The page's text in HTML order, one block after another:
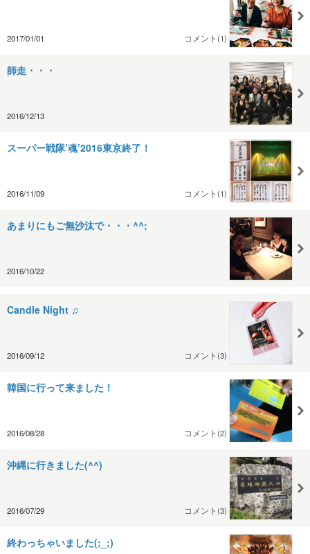
2017/01/01 コメント(1)
師走・・・
2016/12/13
スーパー戦隊’魂’2016東京終了！
2016/11/09 コメント(1)
あまりにもご無沙汰で・・・^^;
2016/10/22
Candle Night ♫
2016/09/12 コメント(3)
韓国に行って来ました！
2016/08/28 コメント(2)
沖縄に行きました(^^)
2016/07/29 コメント(3)
終わっちゃいました(;_;)